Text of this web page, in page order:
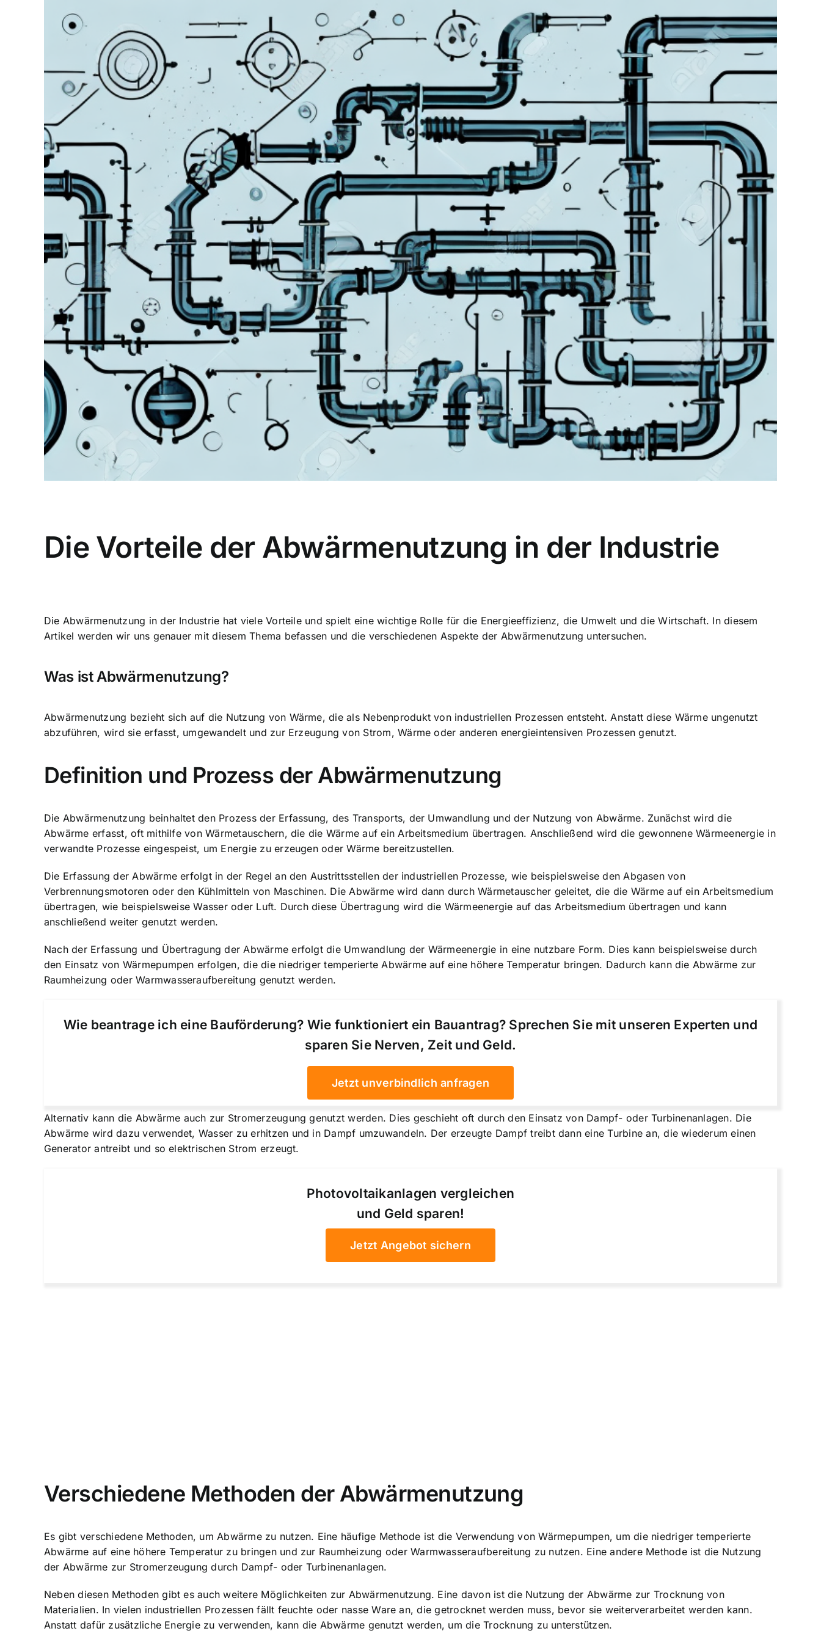
grösseres
Die Vorteile der Abwärmenutzung in der Industrie
Die Abwärmenutzung in der Industrie hat viele Vorteile und spielt eine wichtige Rolle für die Energieeffizienz, die Umwelt und die Wirtschaft. In diesem
Artikel werden wir uns genauer mit diesem Thema befassen und die verschiedenen Aspekte der Abwärmenutzung untersuchen.
Was ist Abwärmenutzung?
Abwärmenutzung bezieht sich auf die Nutzung von Wärme, die als Nebenprodukt von industriellen Prozessen entsteht. Anstatt diese Wärme ungenutzt
abzuführen, wird sie erfasst, umgewandelt und zur Erzeugung von Strom, Wärme oder anderen energieintensiven Prozessen genutzt.
Definition und Prozess der Abwärmenutzung
Die Abwärmenutzung beinhaltet den Prozess der Erfassung, des Transports, der Umwandlung und der Nutzung von Abwärme. Zunächst wird die
Abwärme erfasst, oft mithilfe von Wärmetauschern, die die Wärme auf ein Arbeitsmedium übertragen. Anschließend wird die gewonnene Wärmeenergie in
verwandte Prozesse eingespeist, um Energie zu erzeugen oder Wärme bereitzustellen.
Die Erfassung der Abwärme erfolgt in der Regel an den Austrittsstellen der industriellen Prozesse, wie beispielsweise den Abgasen von
Verbrennungsmotoren oder den Kühlmitteln von Maschinen. Die Abwärme wird dann durch Wärmetauscher geleitet, die die Wärme auf ein Arbeitsmedium
übertragen, wie beispielsweise Wasser oder Luft. Durch diese Übertragung wird die Wärmeenergie auf das Arbeitsmedium übertragen und kann
anschließend weiter genutzt werden.
Nach der Erfassung und Übertragung der Abwärme erfolgt die Umwandlung der Wärmeenergie in eine nutzbare Form. Dies kann beispielsweise durch
den Einsatz von Wärmepumpen erfolgen, die die niedriger temperierte Abwärme auf eine höhere Temperatur bringen. Dadurch kann die Abwärme zur
Raumheizung oder Warmwasseraufbereitung genutzt werden.
Wie beantrage ich eine Bauförderung? Wie funktioniert ein Bauantrag? Sprechen Sie mit unseren Experten und
sparen Sie Nerven, Zeit und Geld.
Jetzt unverbindlich anfragen
Alternativ kann die Abwärme auch zur Stromerzeugung genutzt werden. Dies geschieht oft durch den Einsatz von Dampf- oder Turbinenanlagen. Die
Abwärme wird dazu verwendet, Wasser zu erhitzen und in Dampf umzuwandeln. Der erzeugte Dampf treibt dann eine Turbine an, die wiederum einen
Generator antreibt und so elektrischen Strom erzeugt.
Photovoltaikanlagen vergleichen
und Geld sparen!
Jetzt Angebot sichern
Verschiedene Methoden der Abwärmenutzung
Es gibt verschiedene Methoden, um Abwärme zu nutzen. Eine häufige Methode ist die Verwendung von Wärmepumpen, um die niedriger temperierte
Abwärme auf eine höhere Temperatur zu bringen und zur Raumheizung oder Warmwasseraufbereitung zu nutzen. Eine andere Methode ist die Nutzung
der Abwärme zur Stromerzeugung durch Dampf- oder Turbinenanlagen.
Neben diesen Methoden gibt es auch weitere Möglichkeiten zur Abwärmenutzung. Eine davon ist die Nutzung der Abwärme zur Trocknung von
Materialien. In vielen industriellen Prozessen fällt feuchte oder nasse Ware an, die getrocknet werden muss, bevor sie weiterverarbeitet werden kann.
Anstatt dafür zusätzliche Energie zu verwenden, kann die Abwärme genutzt werden, um die Trocknung zu unterstützen.